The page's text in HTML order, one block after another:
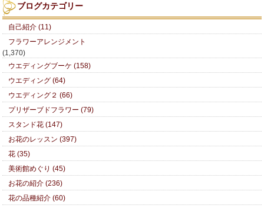
ブログカテゴリー
自己紹介 (11)
フラワーアレンジメント
(1,370)
ウエディングブーケ (158)
ウエディング (64)
ウエディング２ (66)
プリザーブドフラワー (79)
スタンド花 (147)
お花のレッスン (397)
花 (35)
美術館めぐり (45)
お花の紹介 (236)
花の品種紹介 (60)